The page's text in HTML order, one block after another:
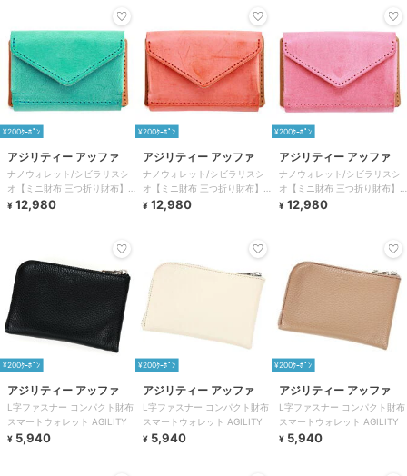
¥200ｸｰﾎﾟﾝ
アジリティー アッファ
ナノウォレット/シビラリスシ
オ【ミニ財布 三つ折り財布】
AGILITY
¥ 12,980
¥200ｸｰﾎﾟﾝ
アジリティー アッファ
ナノウォレット/シビラリスシ
オ【ミニ財布 三つ折り財布】
AGILITY
¥ 12,980
¥200ｸｰﾎﾟﾝ
アジリティー アッファ
ナノウォレット/シビラリスシ
オ【ミニ財布 三つ折り財布】
AGILITY
¥ 12,980
¥200ｸｰﾎﾟﾝ
アジリティー アッファ
L字ファスナー コンパクト財布
スマートウォレット AGILITY
¥ 5,940
¥200ｸｰﾎﾟﾝ
アジリティー アッファ
L字ファスナー コンパクト財布
スマートウォレット AGILITY
¥ 5,940
¥200ｸｰﾎﾟﾝ
アジリティー アッファ
L字ファスナー コンパクト財布
スマートウォレット AGILITY
¥ 5,940